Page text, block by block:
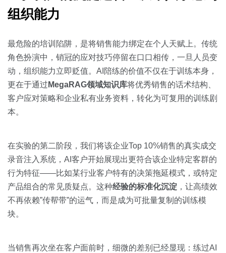
组织能力
最危险的培训陷阱，是将销售能力绑定在个人天赋上。传统
角色扮演中，销冠的应对技巧停留在口口相传，一旦人员变
动，组织能力立即贬值。AI陪练的价值不仅在于训练本身，
更在于通过 MegaRAG领域知识库将优秀销售的话术结构、
客户应对策略和企业私有业务资料，转化为可复用的训练剧
本。
在实验的第二阶段，我们将该企业Top 10%销售的真实成交
录音注入系统，AI客户开始展现出更符合该企业特定客群的
行为特征——比如某行业客户特有的决策拖延模式，或特定
产品组合的常见质疑点。这种经验的标准化沉淀 ，让高绩效
不再依赖”传帮带”的运气，而是成为可批量复制的训练模
块。
当销售再次坐在客户面前时，细微的差别已经显现：练过AI